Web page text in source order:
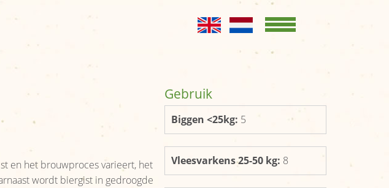
Home
conservering
Productbladen
Gebruik
Biggen <25kg: 5
Vleesvarkens 25-50 kg: 8
en het brouwproces varieert, het
wordt biergist in gedroogde